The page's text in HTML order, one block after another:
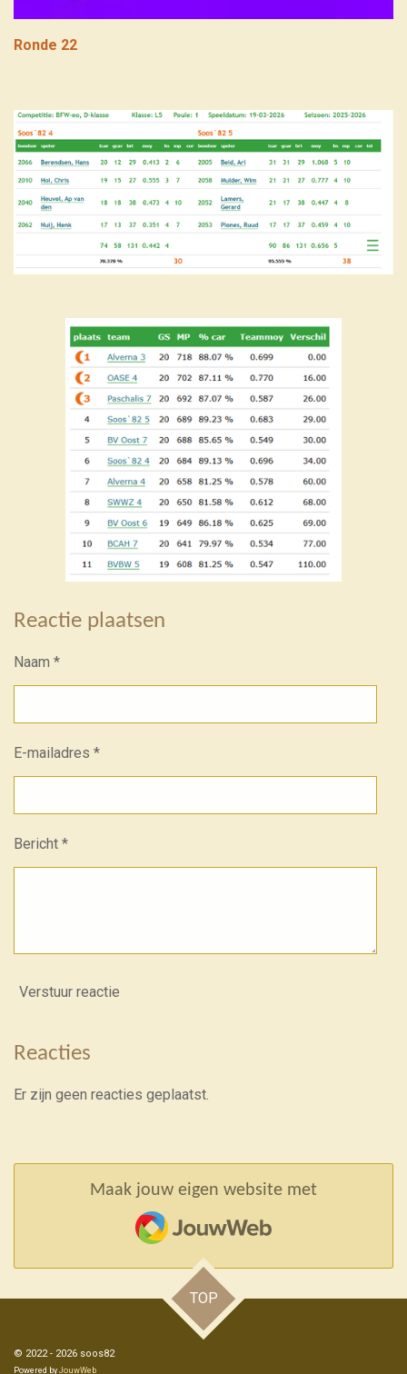
Ronde 22
Reactie plaatsen
Naam *
E-mailadres *
Bericht *
Verstuur reactie
Reacties
Er zijn geen reacties geplaatst.
Maak jouw eigen website met
JouwWeb
TOP
© 2022 - 2026 soos82
Powered by JouwWeb